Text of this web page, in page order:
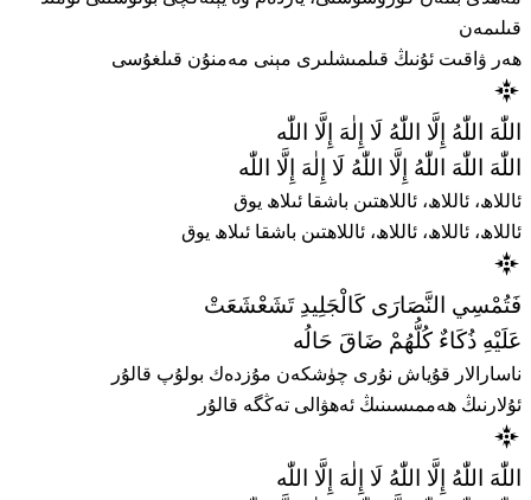
قىلىمەن
ھەر ۋاقىت ئۇنىڭ قىلمىشلىرى مېنى مەمنۇن قىلغۇسى
اللّٰهَ اللّٰهُ إِلَّا اللّٰهُ لَا إِلٰهَ إِلَّا اللّٰه
اللّٰهَ اللّٰهَ اللّٰهُ إِلَّا اللّٰهُ لَا إِلٰهَ إِلَّا اللّٰه
ئاللاھ، ئاللاھ، ئاللاھتىن باشقا ئىلاھ يوق
ئاللاھ، ئاللاھ، ئاللاھ، ئاللاھتىن باشقا ئىلاھ يوق
فَتُمْسِي النَّصَارَى كَالْجَلِيدِ تَشَعْشَعَتْ
عَلَيْهِ ذُكَاءٌ كُلُّهُمْ ضَاقَ حَالُه
ناسارالار قۇياش نۇرى چۈشكەن مۇزدەك بولۇپ قالۇر
ئۇلارنىڭ ھەممىسىنىڭ ئەھۋالى تەڭگە قالۇر
اللّٰهَ اللّٰهُ إِلَّا اللّٰهُ لَا إِلٰهَ إِلَّا اللّٰه